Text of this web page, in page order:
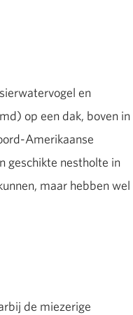
en
op een dak, boven in
Amerikaanse
geschikte nestholte in
maar hebben wel
de miezerige